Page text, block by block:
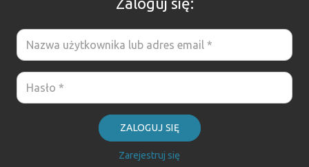
ZALOGUJ SIĘ
Zarejestruj się